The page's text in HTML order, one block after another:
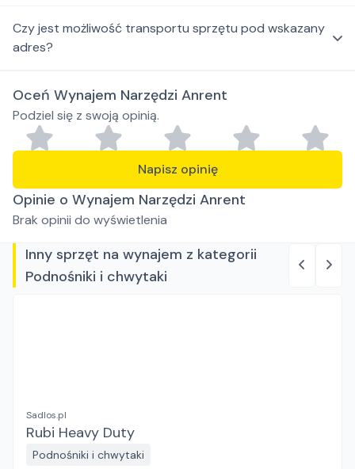
Czy jest możliwość transportu sprzętu pod wskazany
adres?
Oceń Wynajem Narzędzi Anrent
Podziel się z swoją opinią.
Napisz opinię
Opinie o Wynajem Narzędzi Anrent
Brak opinii do wyświetlenia
Inny sprzęt na wynajem z kategorii
Podnośniki i chwytaki
Sadlos.pl
Rubi Heavy Duty
Podnośniki i chwytaki